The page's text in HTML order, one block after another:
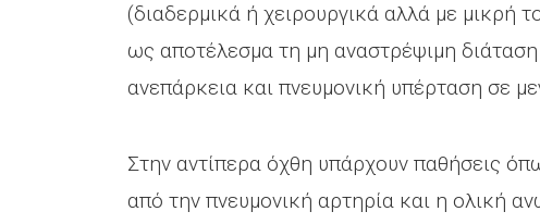
(διαδερμικά ή χειρουργικά αλλά με μικρή
ως αποτέλεσμα τη μη αναστρέψιμη διάταση
ανεπάρκεια και πνευμονική υπέρταση σε
Στην αντίπερα όχθη υπάρχουν παθήσεις
από την πνευμονική αρτηρία και η ολική